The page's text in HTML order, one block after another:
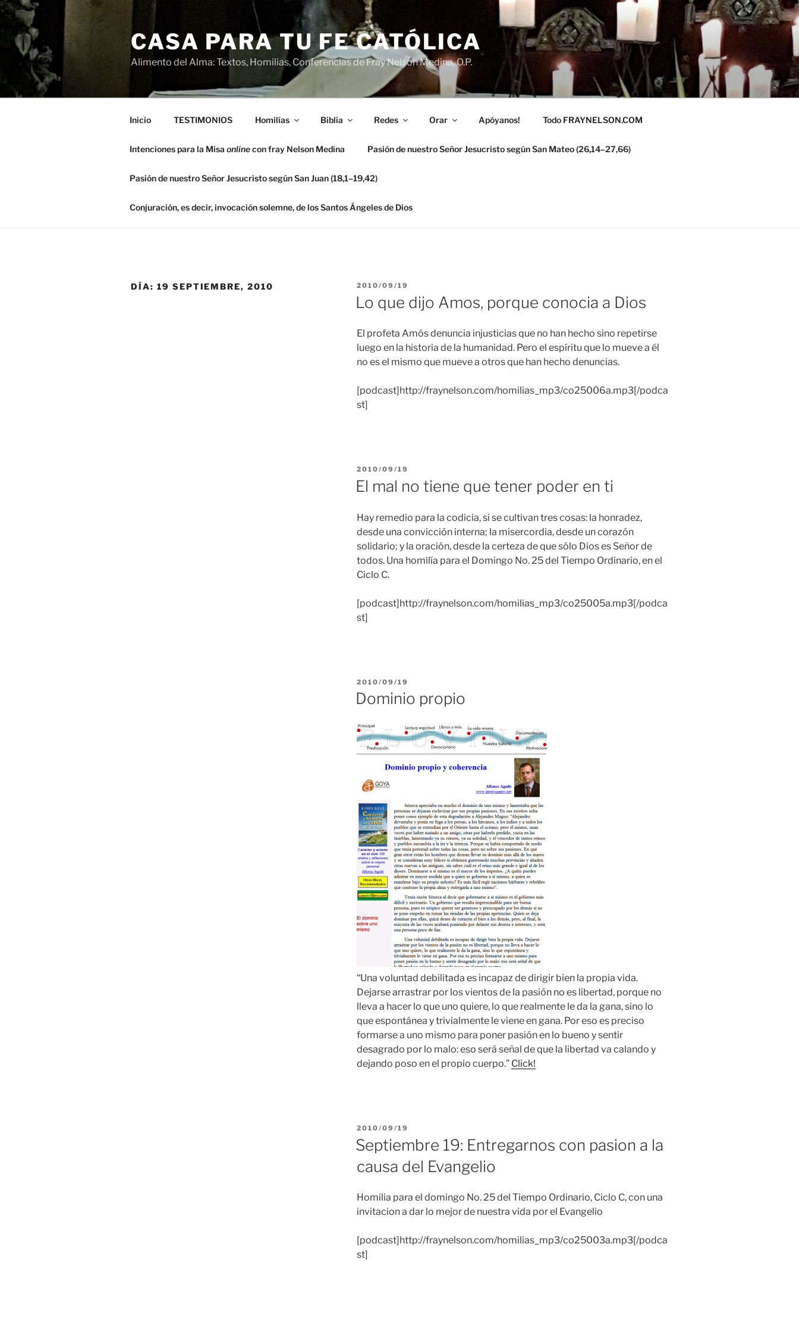
Saltar
contenido
CASA PARA TU FE CATÓLICA
Alimento del Alma: Textos, Homilias, Conferencias de Fray Nelson Medina, O.P.
Inicio TESTIMONIOS Homilías Biblia Redes Orar Apóyanos! Todo FRAYNELSON.COM
Intenciones para la Misa onlinecon fray Nelson Medina Pasión de nuestro Señor Jesucristo según San Mateo (26,14–27,66)
Pasión de nuestro Señor Jesucristo según San Juan (18,1–19,42)
Conjuración, es decir, invocación solemne, de los Santos Ángeles de Dios
DÍA: 19 SEPTIEMBRE, 2010
PUBLICADO
EL
2010/09/19
Lo que dijo Amos, porque conocia a Dios
El profeta Amós denuncia injusticias que no han hecho sino repetirse
luego en la historia de la humanidad. Pero el espíritu que lo mueve a él
no es el mismo que mueve a otros que han hecho denuncias.
[podcast]http://fraynelson.com/homilias_mp3/co25006a.mp3[/podca
st]
PUBLICADO
EL
2010/09/19
El mal no tiene que tener poder en ti
Hay remedio para la codicia, si se cultivan tres cosas: la honradez,
desde una convicción interna; la misercordia, desde un corazón
solidario; y la oración, desde la certeza de que sólo Dios es Señor de
todos. Una homilía para el Domingo No. 25 del Tiempo Ordinario, en el
Ciclo C.
[podcast]http://fraynelson.com/homilias_mp3/co25005a.mp3[/podca
st]
PUBLICADO
EL
2010/09/19
Dominio propio
“Una voluntad debilitada es incapaz de dirigir bien la propia vida.
Dejarse arrastrar por los vientos de la pasión no es libertad, porque no
lleva a hacer lo que uno quiere, lo que realmente le da la gana, sino lo
que espontánea y trivialmente le viene en gana. Por eso es preciso
formarse a uno mismo para poner pasión en lo bueno y sentir
desagrado por lo malo: eso será señal de que la libertad va calando y
dejando poso en el propio cuerpo.” Click!
PUBLICADO
2010/09/19
Septiembre 19: Entregarnos con pasion a la
causa del Evangelio
Homilia para el domingo No. 25 del Tiempo Ordinario, Ciclo C, con una
invitacion a dar lo mejor de nuestra vida por el Evangelio
[podcast]http://fraynelson.com/homilias_mp3/co25003a.mp3[/podca
st]